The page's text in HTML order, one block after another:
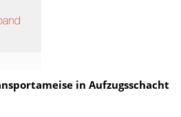
in Aufzugsschacht